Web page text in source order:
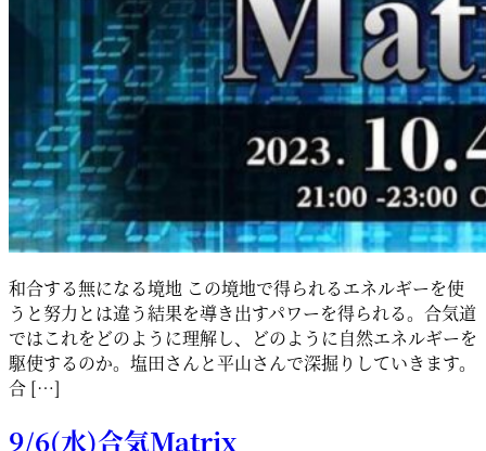
和合する無になる境地 この境地で得られるエネルギーを使
うと努力とは違う結果を導き出すパワーを得られる。合気道
ではこれをどのように理解し、どのように自然エネルギーを
駆使するのか。塩田さんと平山さんで深掘りしていきます。
合 […]
9/6(水)合気Matrix